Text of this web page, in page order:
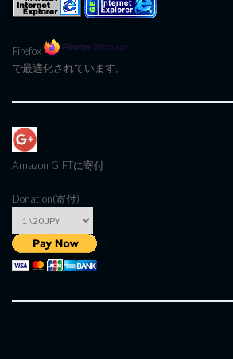
Firefox
で最適化されています。
Amazon GIFTに寄付
Donation(寄付)